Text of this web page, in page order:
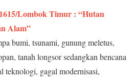
Lombok Timur : “Hutan
Alam”
bumi, tsunami, gunung meletus,
tanah longsor sedangkan bencana
teknologi, gagal modernisasi,